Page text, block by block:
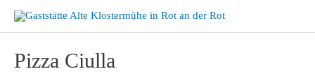
Inhalt
Pizza Ciulla